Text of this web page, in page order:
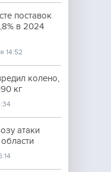
поставок
в 2024
14:52
колено,
кг
атаки